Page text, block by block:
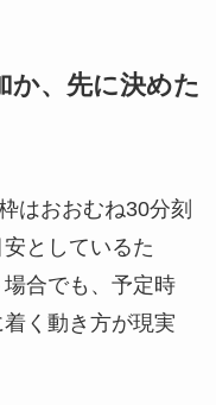
か、先に決めた
はおおむね30分刻
としているた
合でも、予定時
く動き方が現実